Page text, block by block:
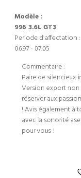
Modèle :
996 3.6L GT3
Periode d'affectation :
06.97 - 07.05
Commentaire :
Paire de silencieux
Version export non
réserver aux
! Avis également à
avec la sonorité
pour vous !